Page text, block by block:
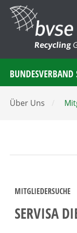
Recycling
BUNDESVERBAND
Über Uns /
MITGLIEDERSUCHE
SERVISA